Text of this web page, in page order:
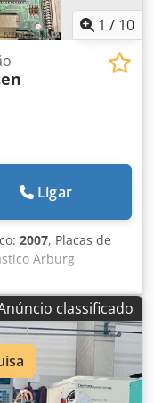
1 / 10
Ligar
2007, Placas de
Arburg
em 2007
unidades
classificado